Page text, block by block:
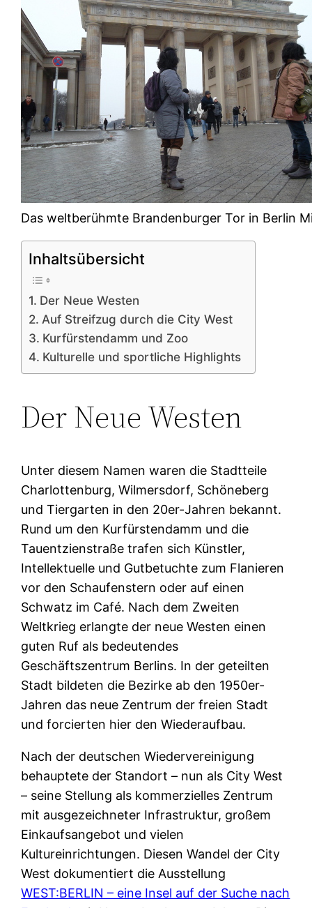
Das weltberühmte Brandenburger Tor in Berlin
Inhaltsübersicht
Der Neue Westen
Auf Streifzug durch die City West
Kurfürstendamm und Zoo
Kulturelle und sportliche Highlights
Der Neue Westen
Unter diesem Namen waren die Stadtteile
Charlottenburg, Wilmersdorf, Schöneberg
und Tiergarten in den 20er-Jahren bekannt.
Rund um den Kurfürstendamm und die
Tauentzienstraße trafen sich Künstler,
Intellektuelle und Gutbetuchte zum Flanieren
vor den Schaufenstern oder auf einen
Schwatz im Café. Nach dem Zweiten
Weltkrieg erlangte der neue Westen einen
guten Ruf als bedeutendes
Geschäftszentrum Berlins. In der geteilten
Stadt bildeten die Bezirke ab den 1950er-
Jahren das neue Zentrum der freien Stadt
und forcierten hier den Wiederaufbau.
Nach der deutschen Wiedervereinigung
behauptete der Standort – nun als City West
– seine Stellung als kommerzielles Zentrum
mit ausgezeichneter Infrastruktur, großem
Einkaufsangebot und vielen
Kultureinrichtungen. Diesen Wandel der City
West dokumentiert die Ausstellung
WEST:BERLIN – eine Insel auf der Suche nach